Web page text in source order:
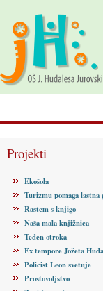
Projekti
Ekošola
Turizmu pomaga lastna
Rastem s knjigo
Naša mala knjižnica
Teden otroka
Ex tempore Jožeta
Policist Leon svetuje
Prostovoljstvo